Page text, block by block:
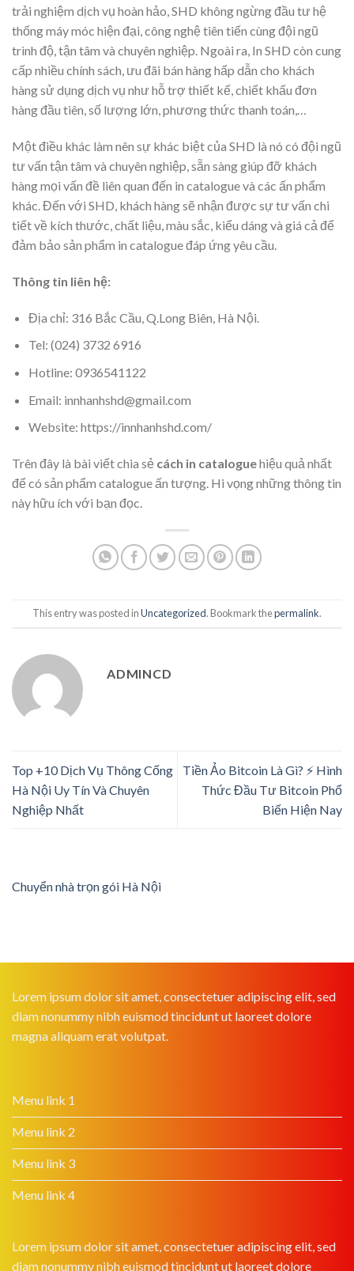
trải nghiệm dịch vụ hoàn hảo, SHD không ngừng đầu tư hệ
thống máy móc hiện đại, công nghệ tiên tiến cùng đội ngũ
trình độ, tận tâm và chuyên nghiệp. Ngoài ra, In SHD còn cung
cấp nhiều chính sách, ưu đãi bán hàng hấp dẫn cho khách
hàng sử dụng dịch vụ như hỗ trợ thiết kế, chiết khấu đơn
hàng đầu tiên, số lượng lớn, phương thức thanh toán,…
Một điều khác làm nên sự khác biệt của SHD là nó có đội ngũ
tư vấn tận tâm và chuyên nghiệp, sẵn sàng giúp đỡ khách
hàng mọi vấn đề liên quan đến in catalogue và các ấn phẩm
khác. Đến với SHD, khách hàng sẽ nhận được sự tư vấn chi
tiết về kích thước, chất liệu, màu sắc, kiểu dáng và giá cả để
đảm bảo sản phẩm in catalogue đáp ứng yêu cầu.
Thông tin liên hệ:
Địa chỉ: 316 Bắc Cầu, Q.Long Biên, Hà Nội.
Tel: (024) 3732 6916
Hotline: 0936541122
Email: innhanhshd@gmail.com
Website: https://innhanhshd.com/
Trên đây là bài viết chia sẻ cách in cataloguehiệu quả nhất
để có sản phẩm catalogue ấn tượng. Hi vọng những thông tin
này hữu ích với bạn đọc.
This entry was posted inUncategorized. Bookmark thepermalink.
ADMINCD
Top +10 Dịch Vụ Thông Cống
Hà Nội Uy Tín Và Chuyên
Nghiệp Nhất
Tiền Ảo Bitcoin Là Gì? ⚡️ Hình
Thức Đầu Tư Bitcoin Phổ
Biến Hiện Nay
Chuyển nhà trọn gói Hà Nội
Lorem ipsum dolor sit amet, consectetuer adipiscing elit, sed
diam nonummy nibh euismod tincidunt ut laoreet dolore
magna aliquam erat volutpat.
Menu link 1
Menu link 2
Menu link 3
Menu link 4
Lorem ipsum dolor sit amet, consectetuer adipiscing elit, sed
diam nonummy nibh euismod tincidunt ut laoreet dolore